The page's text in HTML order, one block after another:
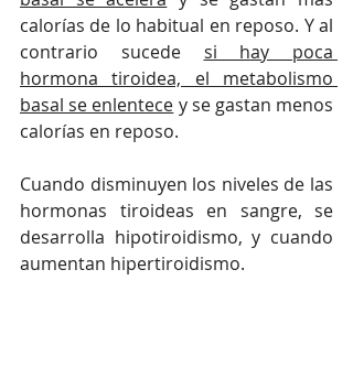
calorías de lo habitual en reposo. Y al
contrario sucede si hay poca
hormona tiroidea, el metabolismo
basal se enlentece y se gastan menos
calorías en reposo.
Cuando disminuyen los niveles de las
hormonas tiroideas en sangre, se
desarrolla hipotiroidismo, y cuando
aumentan hipertiroidismo.